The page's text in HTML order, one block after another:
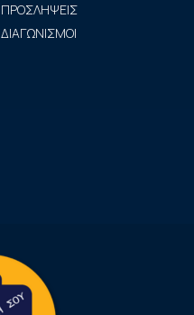
ΠΡΟΣΛΗΨΕΙΣ
ΔΙΑΓΩΝΙΣΜΟΙ